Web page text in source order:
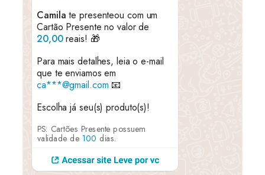
Camila te presenteou com um
Cartão Presente no valor de
20,00reais! 🎁
Para mais detalhes, leia o e-mail
que te enviamos em
ca***@gmail.com 📧
Escolha já seu(s) produto(s)!
PS: Cartões Presente possuem
validade de 100 dias.